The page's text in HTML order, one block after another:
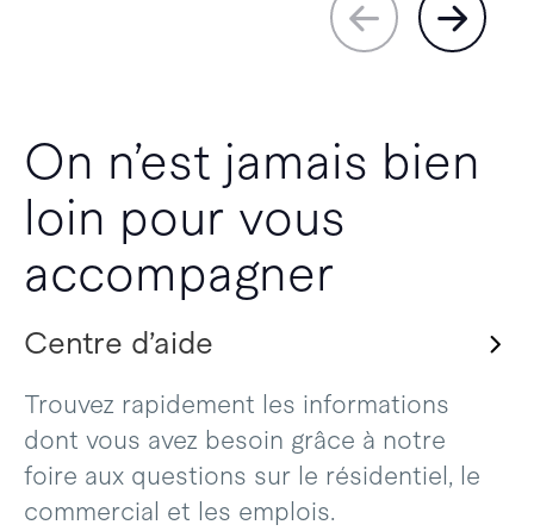
On n’est jamais bien
loin pour vous
accompagner
Centre d’aide
Trouvez rapidement les informations
dont vous avez besoin grâce à notre
foire aux questions sur le résidentiel, le
commercial et les emplois.